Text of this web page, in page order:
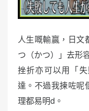
人生嘅輸贏，日文
つ（かつ）」去形
挫折亦可以用「
達。不過我揀咗呢
理都易明d。